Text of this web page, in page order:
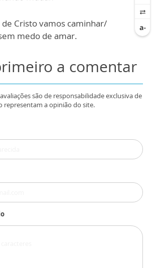
de Cristo vamos caminhar/
medo de amar.
a comentar
são de responsabilidade exclusiva de
representam a opinião do site.